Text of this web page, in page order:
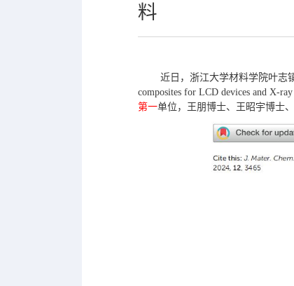
料
近日，浙江大学材料学院叶志镇
composites for LCD devices and X-
第一单位，王朋博士、王昭宇博士